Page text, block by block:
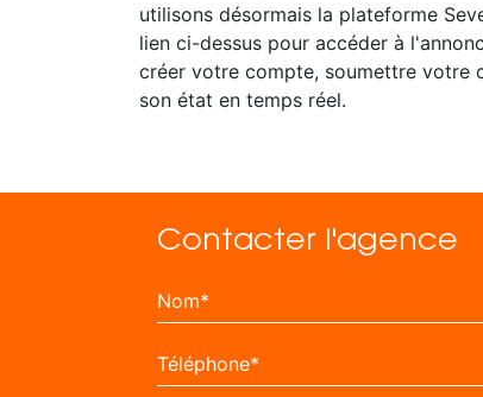
utilisons désormais la plateforme
lien ci-dessus pour accéder à
créer votre compte, soumettre votre
son état en temps réel.
Contacter l'agence
Nom*
Téléphone*